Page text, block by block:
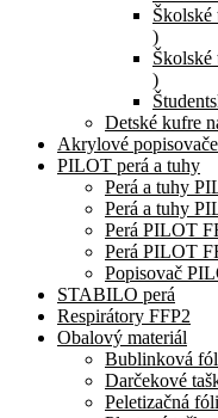
Školské
)
Školské
)
Detské kufre
Akrylové
PILOT perá a tuhy
Perá a tuhy
Perá a tuhy
Perá PILOT
Perá PILOT
Popisovač
STABILO perá
Respirátory FFP2
Obalový materiál
Bublinková
Darčekové
Peletizačná